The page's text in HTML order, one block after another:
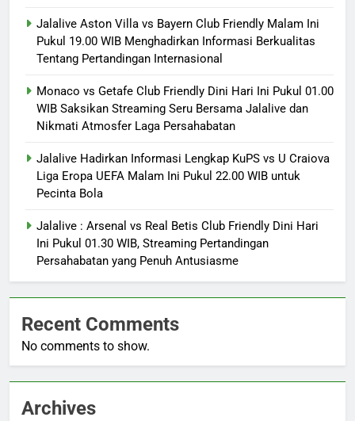
Jalalive Aston Villa vs Bayern Club Friendly Malam Ini
Pukul 19.00 WIB Menghadirkan Informasi Berkualitas
Tentang Pertandingan Internasional
Monaco vs Getafe Club Friendly Dini Hari Ini Pukul 01.00
WIB Saksikan Streaming Seru Bersama Jalalive dan
Nikmati Atmosfer Laga Persahabatan
Jalalive Hadirkan Informasi Lengkap KuPS vs U Craiova
Liga Eropa UEFA Malam Ini Pukul 22.00 WIB untuk
Pecinta Bola
Jalalive : Arsenal vs Real Betis Club Friendly Dini Hari
Ini Pukul 01.30 WIB, Streaming Pertandingan
Persahabatan yang Penuh Antusiasme
Recent Comments
No comments to show.
Archives